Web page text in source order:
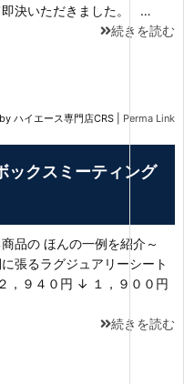
即決いただきました。 …
続きを読む
by ハイエース専門店CRS Perma Link
ックスミーティング
商品の ほんの一例を紹介～
張るラグジュアリーシート
，９４０円 ↓ １，９００円
続きを読む